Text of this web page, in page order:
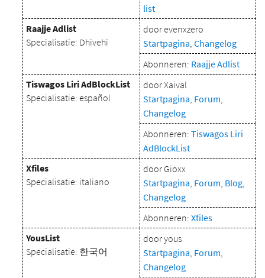
list
Raajje Adlist
Specialisatie: Dhivehi
door evenxzero
Startpagina, Changelog
Abonneren: Raajje Adlist
Tiswagos Liri AdBlockList
Specialisatie: español
door Xaival
Startpagina, Forum,
Changelog
Abonneren: Tiswagos Liri
AdBlockList
Xfiles
Specialisatie: italiano
door Gioxx
Startpagina, Forum, Blog,
Changelog
Abonneren: Xfiles
YousList
Specialisatie: 한국어
door yous
Startpagina, Forum,
Changelog